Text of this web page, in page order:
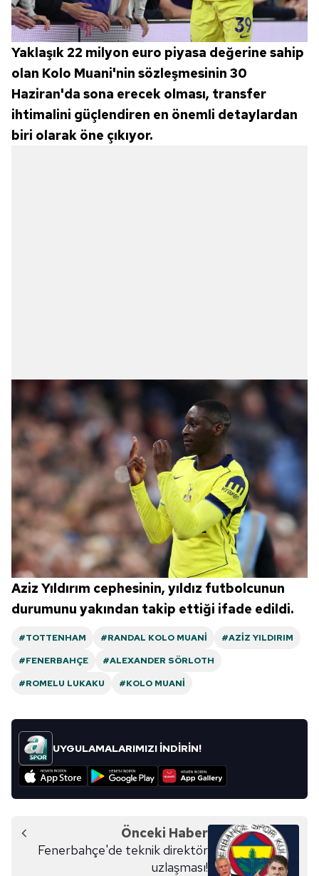
almak için lütfentıklayınız.
Yaklaşık 22 milyon euro piyasa değerine sahip
olan Kolo Muani'nin sözleşmesinin 30
Haziran'da sona erecek olması, transfer
ihtimalini güçlendiren en önemli detaylardan
biri olarak öne çıkıyor.
Aziz Yıldırım cephesinin, yıldız futbolcunun
durumunu yakından takip ettiği ifade edildi.
#TOTTENHAM #RANDAL KOLO MUANI
#AZIZ YILDIRIM
#FENERBAHÇE
#ALEXANDER SÖRLOTH
#ROMELU LUKAKU
#KOLO MUANI
UYGULAMALARIMIZI İNDİRİN!
Önceki Haber
Fenerbahçe'de teknik direktör
uzlaşması!